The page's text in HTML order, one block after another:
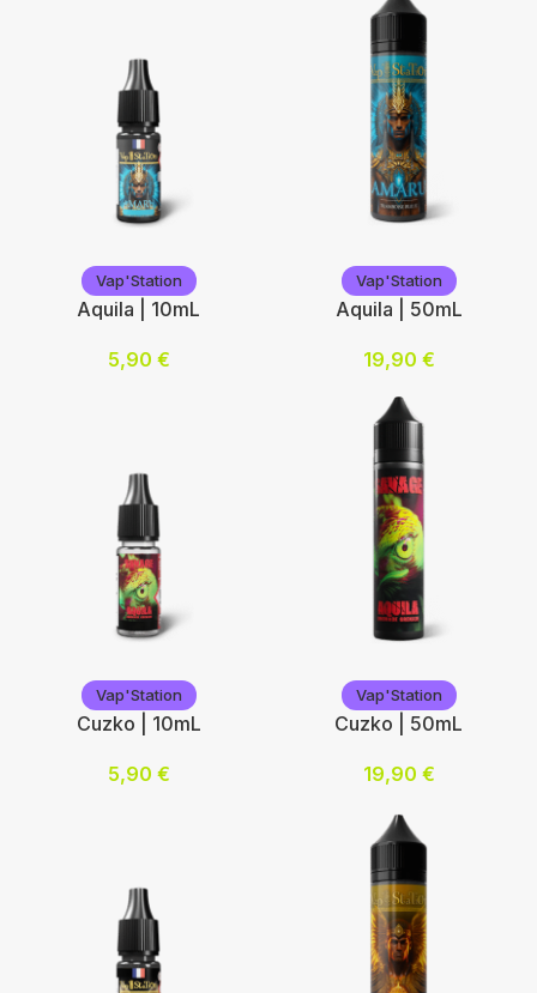
Choix des options
Vap'Station
Nicotine (mg/mL) :
Choix des options
Vap'Station
Lire la suite
Vap'Station
Aquila | 10mL
5,90 €
Vap'Station
Vap'Station
Aquila | 50mL
19,90 €
Vap'Station
Ajouter au panier
Vap'Station
Cuzko | 10mL
5,90 €
Vap'Station
Cuzko | 50mL
19,90 €